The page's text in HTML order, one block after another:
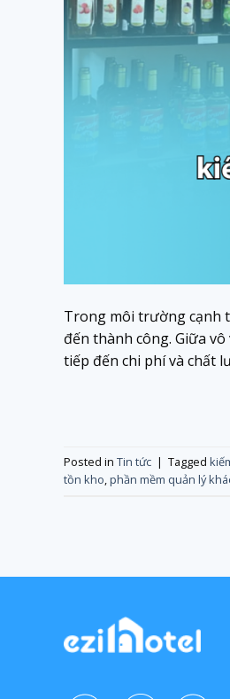
Trong môi trường cạnh
đến thành công. Giữa
tiếp đến chi phí và chất
Posted in Tin tức | Tagged
tồn kho,phần mềm quản lý